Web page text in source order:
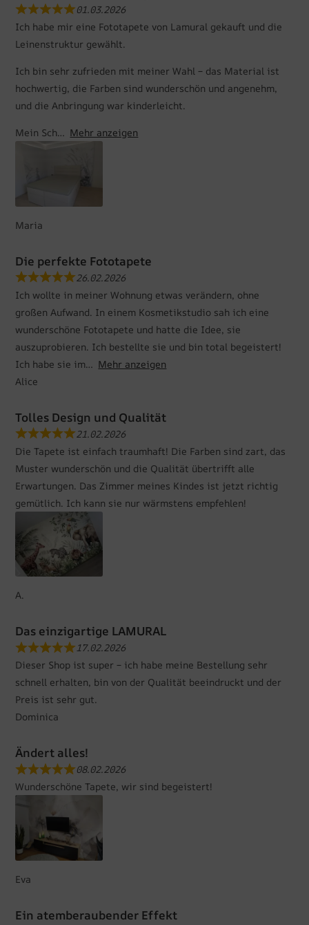
01.03.2026
Ich habe mir eine Fototapete von Lamural gekauft und die
Leinenstruktur gewählt.
Ich bin sehr zufrieden mit meiner Wahl – das Material ist
hochwertig, die Farben sind wunderschön und angenehm,
und die Anbringung war kinderleicht.
Mein Sch Mehr anzeigen
Maria
Die perfekte Fototapete
26.02.2026
Ich wollte in meiner Wohnung etwas verändern, ohne
großen Aufwand. In einem Kosmetikstudio sah ich eine
wunderschöne Fototapete und hatte die Idee, sie
auszuprobieren. Ich bestellte sie und bin total begeistert!
Ich habe sie im
Mehr anzeigen
Alice
Tolles Design und Qualität
21.02.2026
Die Tapete ist einfach traumhaft! Die Farben sind zart, das
Muster wunderschön und die Qualität übertrifft alle
Erwartungen. Das Zimmer meines Kindes ist jetzt richtig
gemütlich. Ich kann sie nur wärmstens empfehlen!
A.
Das einzigartige LAMURAL
17.02.2026
Dieser Shop ist super – ich habe meine Bestellung sehr
schnell erhalten, bin von der Qualität beeindruckt und der
Preis ist sehr gut.
Dominica
Ändert alles!
08.02.2026
Wunderschöne Tapete, wir sind begeistert!
Eva
Ein atemberaubender Effekt